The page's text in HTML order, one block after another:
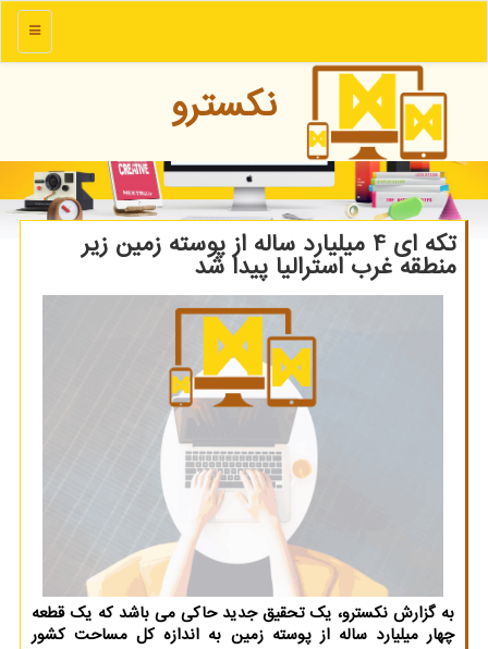
منو
نكسترو
تکه ای 4 میلیارد ساله از پوسته زمین زیر
منطقه غرب استرالیا پیدا شد
به گزارش نکسترو، یک تحقیق جدید حاکی می باشد که یک قطعه
چهار میلیارد ساله از پوسته زمین به اندازه کل مساحت کشور